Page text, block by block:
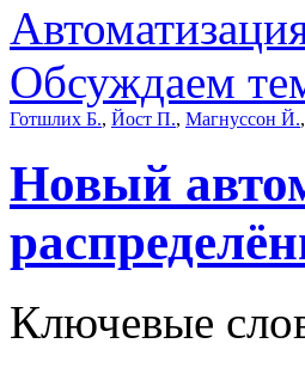
Обсуждаем
Готшлих Б., Йост П., Магнуссон Й.,
Новый
Ключевые